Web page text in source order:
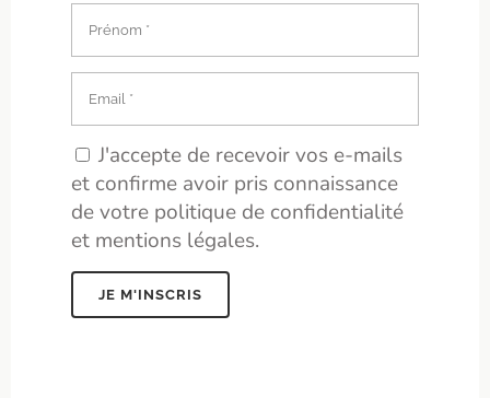
J'accepte de recevoir vos e-mails
et confirme avoir pris connaissance
de votre politique de confidentialité
et mentions légales.